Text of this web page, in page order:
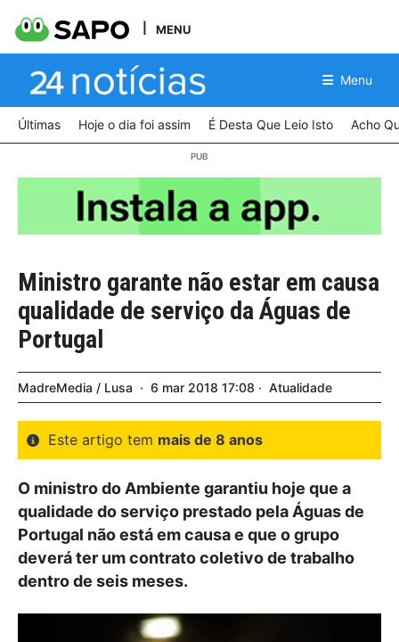
MENU
Menu
Últimas Hoje o dia foi assim É Desta Que Leio Isto Acho
Ministro garante não estar em causa
qualidade de serviço da Águas de
Portugal
MadreMedia / Lusa 6 mar 2018 17:08 Atualidade
Este artigo tem mais de 8 anos
O ministro do Ambiente garantiu hoje que a
qualidade do serviço prestado pela Águas de
Portugal não está em causa e que o grupo
deverá ter um contrato coletivo de trabalho
dentro de seis meses.